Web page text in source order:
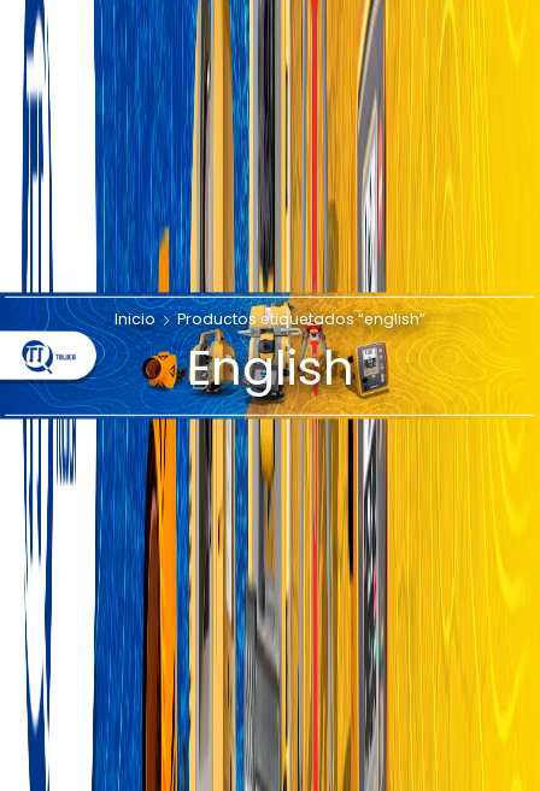
Inicio Productos etiquetados “english”
English